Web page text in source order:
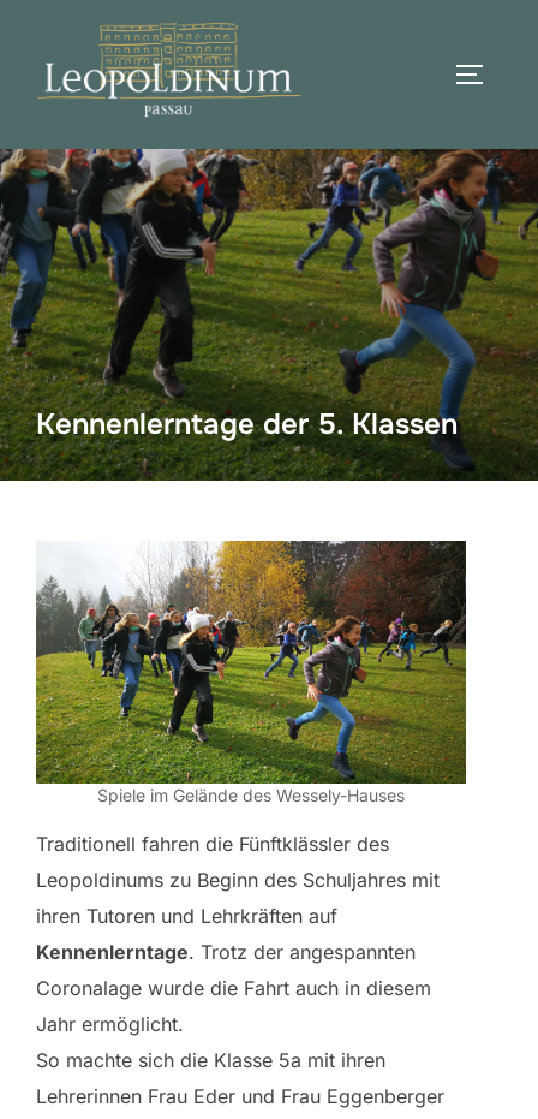
springen
Suchen
Kennenlerntage der 5. Klassen
Spiele im Gelände des Wessely-Hauses
Traditionell fahren die Fünftklässler des
Leopoldinums zu Beginn des Schuljahres mit
ihren Tutoren und Lehrkräften auf
Kennenlerntage. Trotz der angespannten
Coronalage wurde die Fahrt auch in diesem
Jahr ermöglicht.
So machte sich die Klasse 5a mit ihren
Lehrerinnen Frau Eder und Frau Eggenberger